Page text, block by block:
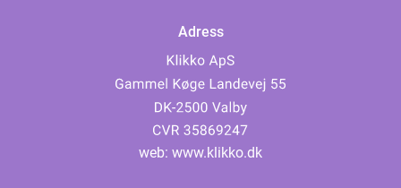
Adress
web: www.klikko.dk